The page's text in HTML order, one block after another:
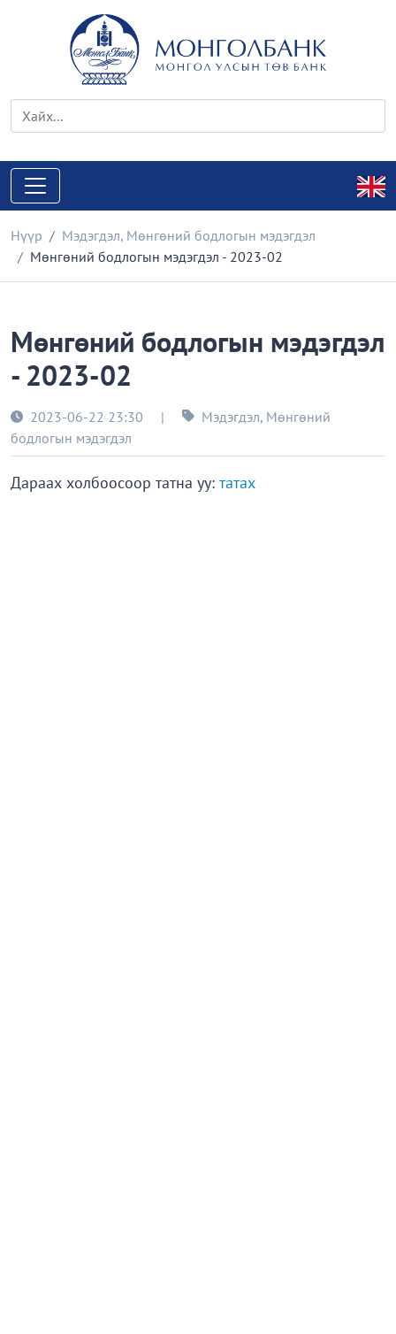
Нүүр Мэдэгдэл, Мөнгөний бодлогын мэдэгдэл
Мөнгөний бодлогын мэдэгдэл - 2023-02
Мөнгөний бодлогын мэдэгдэл
- 2023-02
2023-06-22 23:30 | Мэдэгдэл, Мөнгөний
бодлогын мэдэгдэл
Дараах холбоосоор татна уу: татах